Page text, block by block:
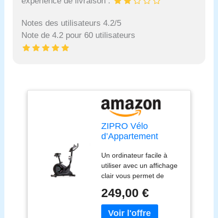
Notes des utilisateurs 4.2/5
Note de 4.2 pour 60 utilisateurs
ZIPRO Vélo
d’Appartement
d’Intérieur pour
Fitness et Sport à
Domicile, écran
LCD, Pulsomètre,
Niveaux de
Résistance,
Un ordinateur facile à
utiliser avec un affichage
clair vous permet de
approprié, puis de suivre
les progrès de
l'entraînement et les
249,00 €